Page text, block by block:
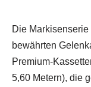
Die
bewährten
Premium-
5,60 Metern), die